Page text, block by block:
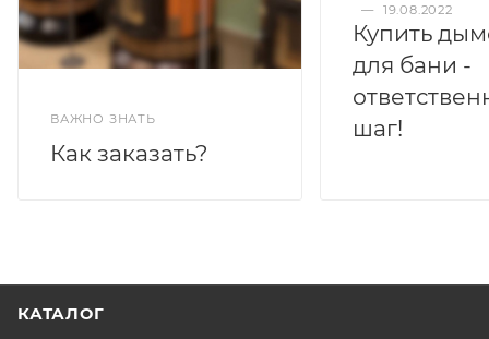
ВАЖНО ЗНАТЬ
Как заказать?
— 19.08.2022
Купить
для бани -
шаг!
КАТАЛОГ